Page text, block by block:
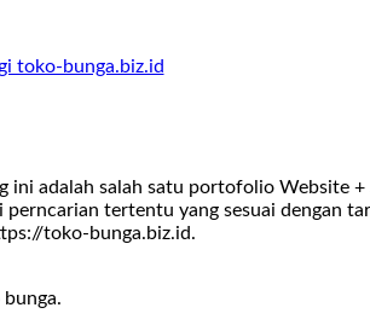
toko-bunga.biz.id
adalah salah satu portofolio Website
tertentu yang sesuai dengan
toko-bunga.biz.id.